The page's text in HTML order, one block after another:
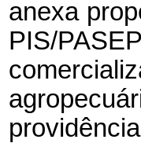
anexa
PIS/